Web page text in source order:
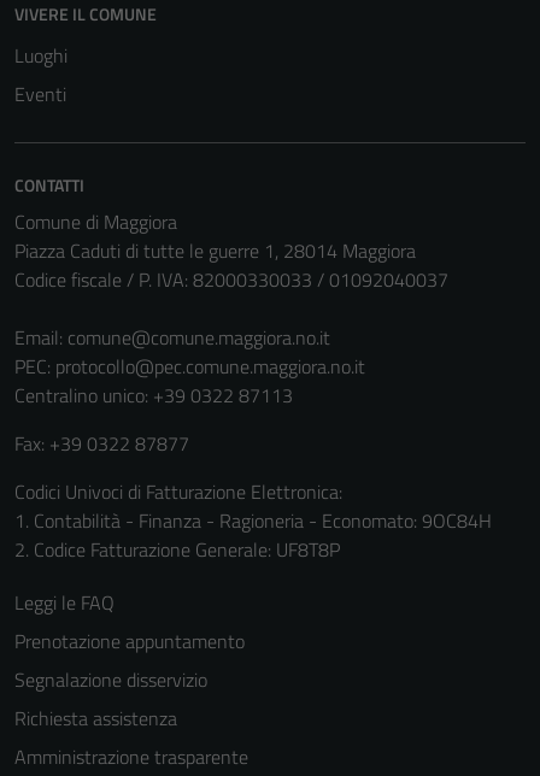
VIVERE IL COMUNE
Luoghi
Eventi
CONTATTI
Comune di Maggiora
Piazza Caduti di tutte le guerre 1, 28014 Maggiora
Codice fiscale / P. IVA: 82000330033 / 01092040037
Email: comune@comune.maggiora.no.it
PEC: protocollo@pec.comune.maggiora.no.it
Centralino unico: +39 0322 87113
Fax: +39 0322 87877
Codici Univoci di Fatturazione Elettronica:
1. Contabilità - Finanza - Ragioneria - Economato: 9OC84H
2. Codice Fatturazione Generale: UF8T8P
Leggi le FAQ
Prenotazione appuntamento
Segnalazione disservizio
Richiesta assistenza
Amministrazione trasparente
non raccolgono
informazioni